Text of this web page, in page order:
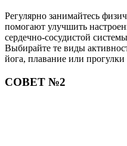
Регулярно занимайтесь
помогают улучшить
сердечно-сосудистой
Выбирайте те виды
йога, плавание или
СОВЕТ №2